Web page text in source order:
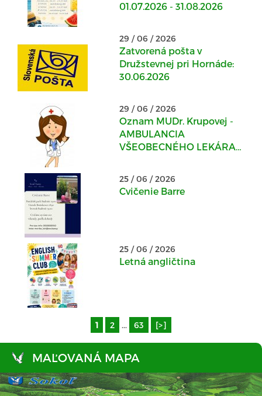
01.07.2026 - 31.08.2026
29 / 06 / 2026
Zatvorená pošta v
Družstevnej pri Hornáde:
30.06.2026
29 / 06 / 2026
Oznam MUDr. Krupovej -
AMBULANCIA
VŠEOBECNÉHO LEKÁRA
Hornádom
25 / 06 / 2026
Cvičenie Barre
25 / 06 / 2026
Letná angličtina
1 2 ... 63 [>]
MAĽOVANÁ MAPA